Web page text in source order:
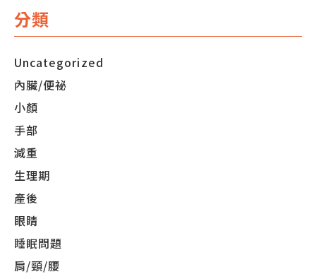
分類
Uncategorized
內臟/便祕
小顏
手部
減重
生理期
產後
眼睛
睡眠問題
肩/頸/腰